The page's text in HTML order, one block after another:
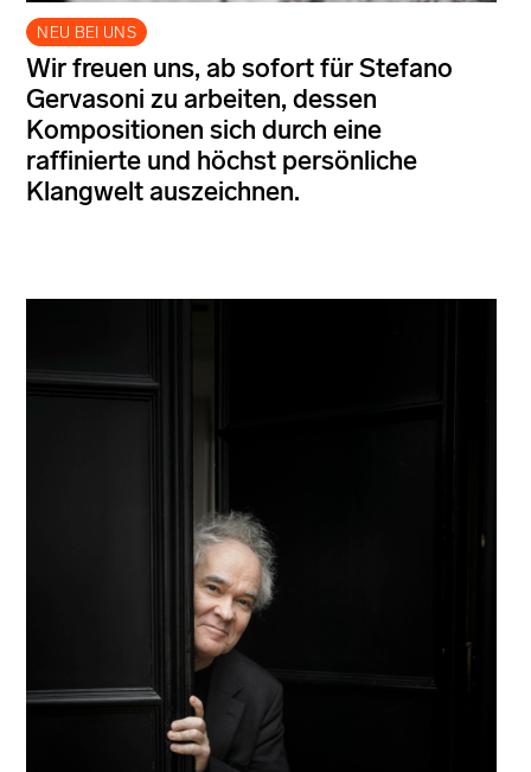
NEU BEI UNS
Wir freuen uns, ab sofort für Stefano
Gervasoni zu arbeiten, dessen
Kompositionen sich durch eine
raffinierte und höchst persönliche
Klangwelt auszeichnen.